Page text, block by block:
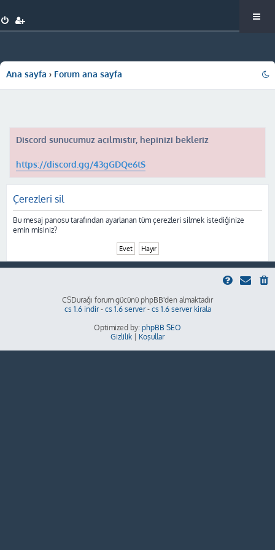
Ana sayfa Forum ana sayfa
Discord sunucumuz açılmıştır, hepinizi bekleriz
https://discord.gg/43gGDQe6tS
Çerezleri sil
Bu mesaj panosu tarafından ayarlanan tüm çerezleri silmek istediğinize
emin misiniz?
CSDurağı forum gücünü phpBB'den almaktadır
cs 1.6 indir- cs 1.6 server- cs 1.6 server kirala
Optimized by: phpBB SEO
Gizlilik
Koşullar